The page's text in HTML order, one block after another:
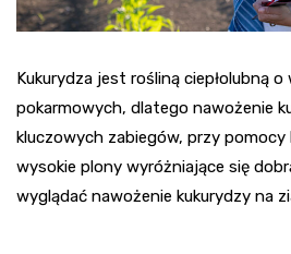
Kukurydza jest rośliną ciepłolubną
pokarmowych, dlatego nawożenie
kluczowych zabiegów, przy
wysokie plony wyróżniające się
wyglądać nawożenie kukurydzy na